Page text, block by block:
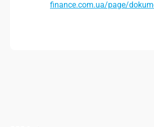
finance.com.ua/page/